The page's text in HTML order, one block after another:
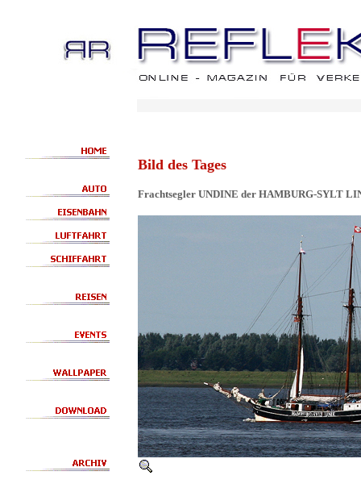
Bild des Tages
Frachtsegler UNDINE der HAMBURG-SYLT